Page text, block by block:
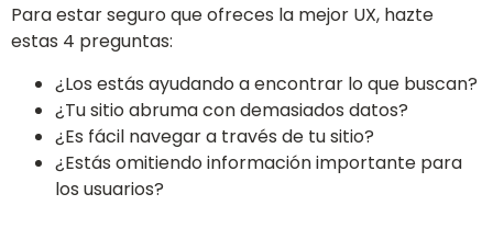
Para estar seguro que ofreces la mejor UX, hazte
estas 4 preguntas:
¿Los estás ayudando a encontrar lo que buscan?
¿Tu sitio abruma con demasiados datos?
¿Es fácil navegar a través de tu sitio?
¿Estás omitiendo información importante para
los usuarios?